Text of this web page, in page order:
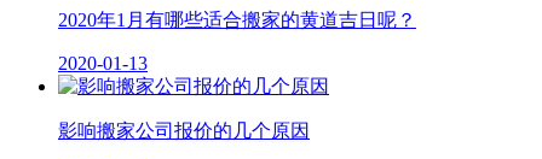
2020年1月有哪些适合搬家的黄道吉日呢？
2020-01-13
影响搬家公司报价的几个原因